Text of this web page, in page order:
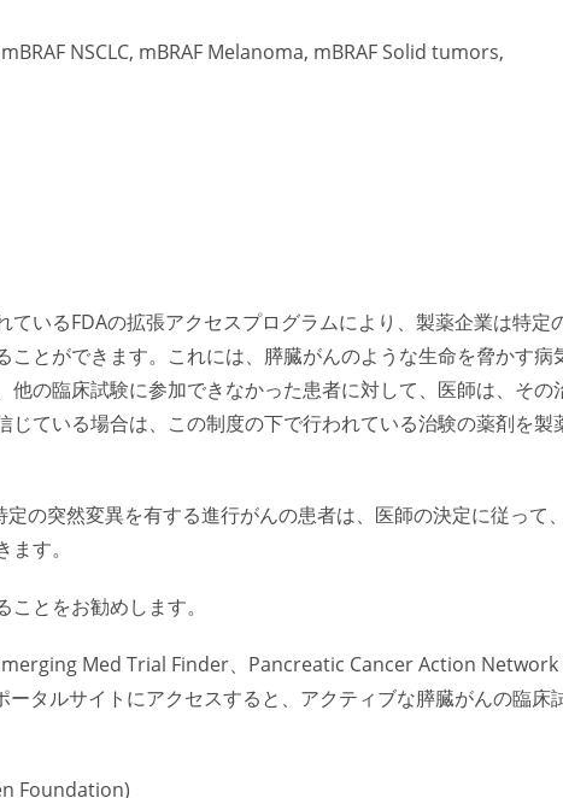
NSCLC, mBRAF Melanoma, mBRAF Solid tumors,
いるFDAの拡張アクセスプログラムにより、製薬企業は特定
とができます。これには、膵臓がんのような生命を脅かす病
の臨床試験に参加できなかった患者に対して、医師は、その
ている場合は、この制度の下で行われている治験の薬剤を製
の突然変異を有する進行がんの患者は、医師の決定に従って
す。
とをお勧めします。
Med Trial Finder、Pancreatic Cancer Action Network
タルサイトにアクセスすると、アクティブな膵臓がんの臨床
Foundation)